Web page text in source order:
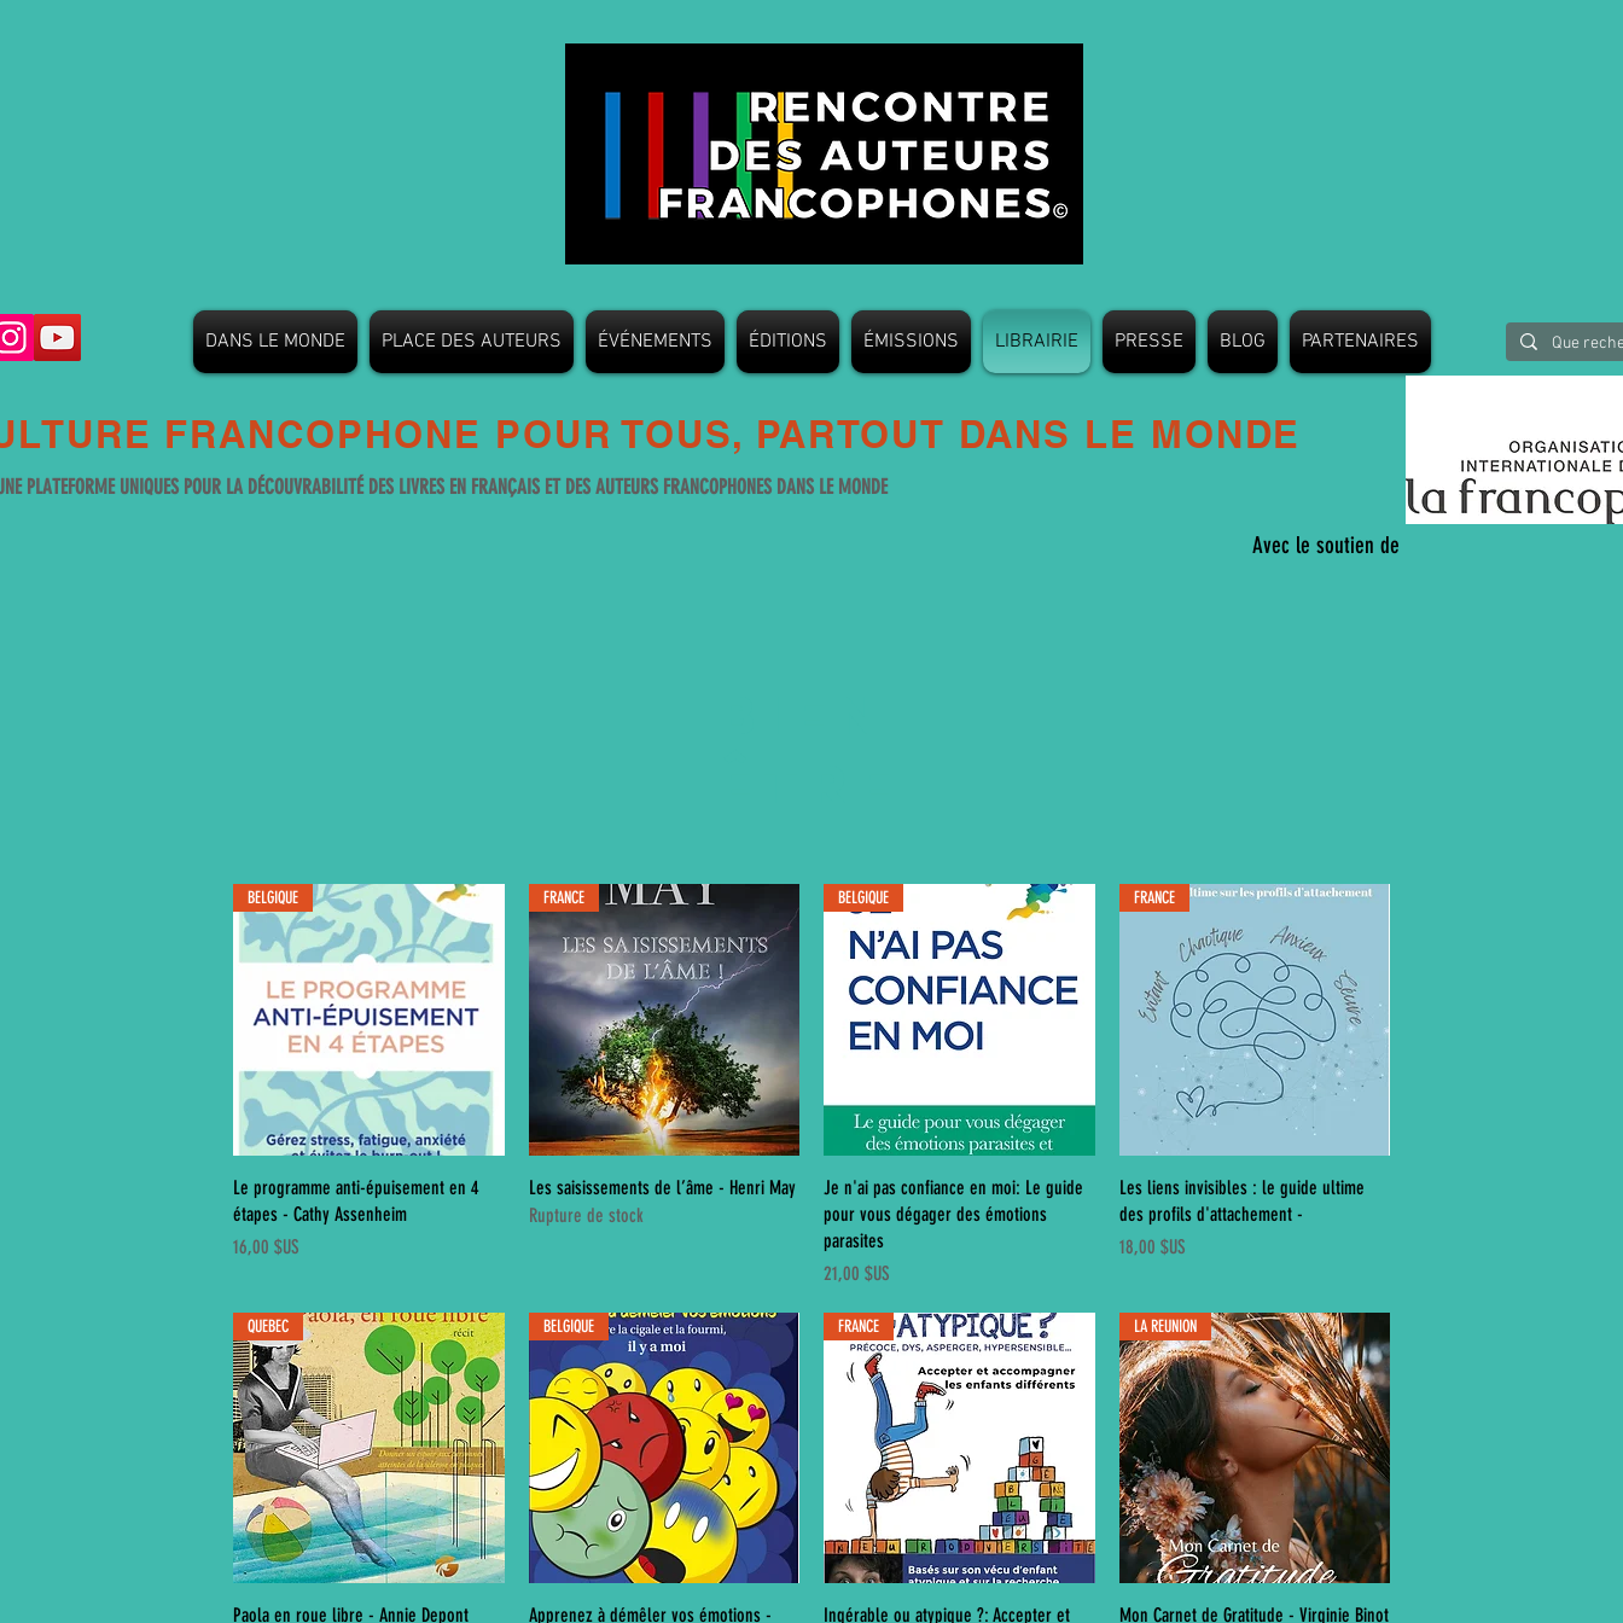
DANS LE MONDE PLACE DES AUTEURS ÉVÉNEMENTS ÉDITIONS ÉMISSIONS LIBRAIRIE PRESSE BLOG PARTENAIRES
FRANCOPHONE POUR TOUS, PARTOUT DANS LE MONDE
PLATEFORME UNIQUES POUR LA DÉCOUVRABILITÉ DES LIVRES EN FRANÇAIS ET DES AUTEURS FRANCOPHONES DANS LE MONDE
Avec le soutien de
Aperçu rapide
BELGIQUE
Le programme anti-épuisement en 4
étapes - Cathy Assenheim
Prix
16,00 $US
Aperçu rapide
FRANCE
Les saisissements de l’âme - Henri May
Rupture de stock
Aperçu rapide
BELGIQUE
Je n'ai pas confiance en moi: Le guide
pour vous dégager des émotions
parasites
Prix
21,00 $US
Aperçu rapide
FRANCE
Les liens invisibles : le guide ultime
des profils d'attachement -
Prix
18,00 $US
Aperçu rapide
QUEBEC
Paola en roue libre - Annie Depont
Aperçu rapide
BELGIQUE
Apprenez à démêler vos émotions -
Aperçu rapide
FRANCE
Ingérable ou atypique ?: Accepter et
Aperçu rapide
LA REUNION
Mon Carnet de Gratitude - Virginie Binot